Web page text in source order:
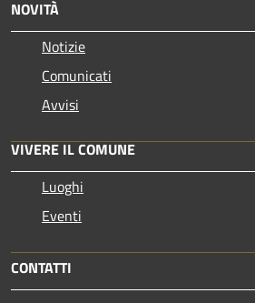
NOVITÀ
Notizie
Comunicati
Avvisi
VIVERE IL COMUNE
Luoghi
Eventi
CONTATTI